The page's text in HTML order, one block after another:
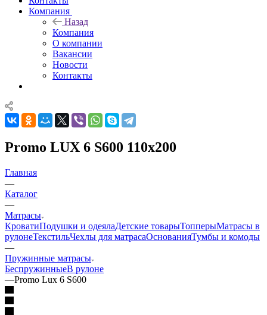
Компания
Назад
Компания
О компании
Вакансии
Новости
Контакты
Promo LUX 6 S600 110x200
Главная
—
Каталог
—
Матрасы
КроватиПодушки и одеялаДетские товарыТопперыМатрасы в
рулонеТекстильЧехлы для матрасаОснованияТумбы и комоды
—
Пружинные матрасы
БеспружинныеВ рулоне
—Promo Lux 6 S600